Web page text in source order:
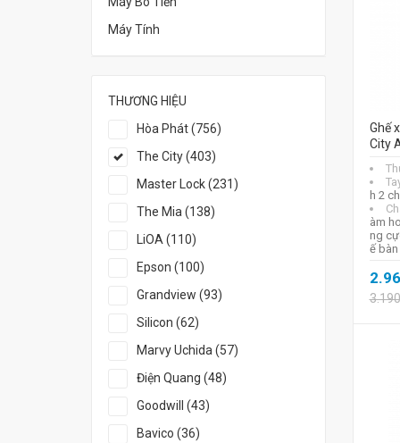
Máy Tính
THƯƠNG HIỆU
Hòa Phát (756)
The City (403)
Master Lock (231)
The Mia (138)
LiOA (110)
Epson (100)
Grandview (93)
Silicon (62)
Marvy Uchida (57)
Điện Quang (48)
Goodwill (43)
Bavico (36)
Ghế
City
h 2
àm
ng
ế